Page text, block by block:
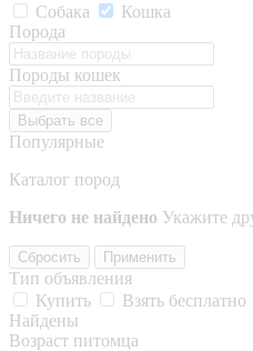
Собака
Кошка
Порода
Породы кошек
Выбрать все
Популярные
Каталог пород
Ничего не найдено Укажите
Сбросить Применить
Тип объявления
Купить
Взять бесплатно
Найдены
Возраст питомца